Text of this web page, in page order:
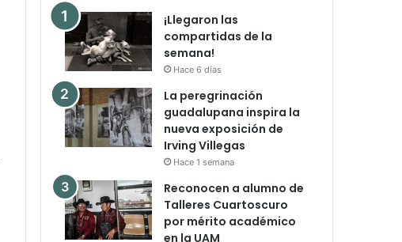
¡Llegaron las
compartidas de la
semana!
Hace 6 días
La peregrinación
guadalupana inspira la
nueva exposición de
Irving Villegas
Hace 1 semana
Reconocen a alumno de
Talleres Cuartoscuro
por mérito académico
en la UAM